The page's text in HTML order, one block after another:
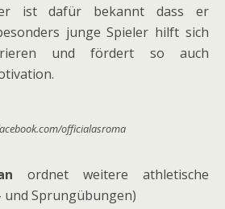
ist dafür bekannt dass er
junge Spieler hilft sich
und fördert so auch
officialasroma
ordnet weitere athletische
und Sprungübungen)